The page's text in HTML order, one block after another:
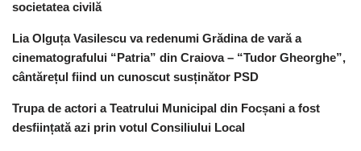
societatea civilă
Lia Olguța Vasilescu va redenumi Grădina de vară a
cinematografului “Patria” din Craiova – “Tudor Gheorghe”,
cântărețul fiind un cunoscut susținător PSD
Trupa de actori a Teatrului Municipal din Focșani a fost
desființată azi prin votul Consiliului Local